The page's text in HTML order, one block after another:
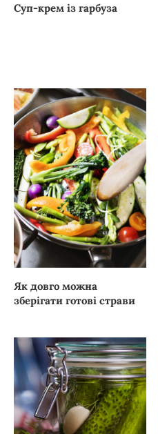
Суп-крем із гарбуза
Як довго можна
зберігати готові страви